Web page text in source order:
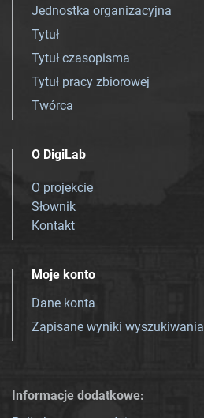
Jednostka organizacyjna
Tytuł
Tytuł czasopisma
Tytuł pracy zbiorowej
Twórca
O DigiLab
O projekcie
Słownik
Kontakt
Moje konto
Dane konta
Zapisane wyniki wyszukiwania
Informacje dodatkowe: